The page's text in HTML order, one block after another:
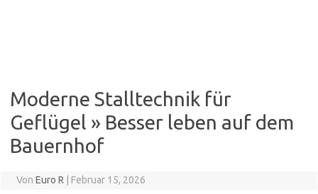
Moderne Stalltechnik für
Geflügel » Besser leben auf dem
Bauernhof
Von Euro R Februar 15, 2026